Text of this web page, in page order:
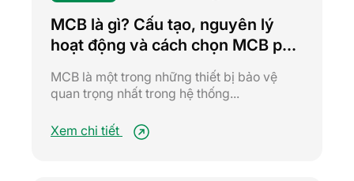
MCB là gì? Cấu tạo, nguyên lý
hoạt động và cách chọn MCB phù
MCB là một trong những thiết bị bảo vệ
quan trọng nhất trong hệ thống...
Xem chi tiết